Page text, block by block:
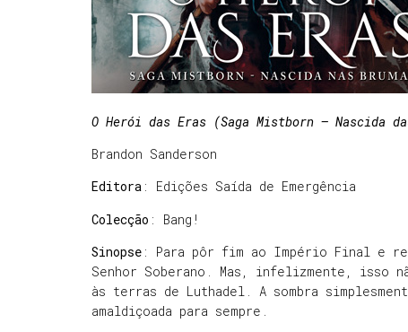
O Herói das Eras (Saga Mistborn – Nascida
Brandon Sanderson
Editora : Edições Saída de Emergência
Colecção : Bang!
Sinopse : Para pôr fim ao Império Final e
Senhor Soberano. Mas, infelizmente,
às terras de Luthadel. A sombra
amaldiçoada para sempre.